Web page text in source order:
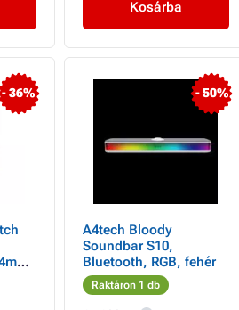
Kosárba
- 36% - 50%
A4tech Bloody
Soundbar S10,
Bluetooth, RGB, fehér
Raktáron 1 db